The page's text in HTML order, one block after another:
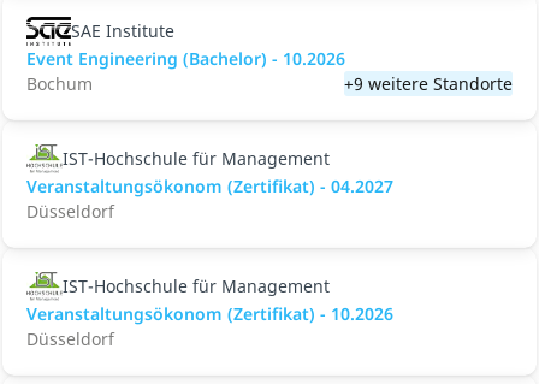
SAE Institute
Event Engineering (Bachelor) - 10.2026
Bochum
+9 weitere Standorte
IST-Hochschule für Management
Veranstaltungsökonom (Zertifikat) - 04.2027
Düsseldorf
IST-Hochschule für Management
Veranstaltungsökonom (Zertifikat) - 10.2026
Düsseldorf